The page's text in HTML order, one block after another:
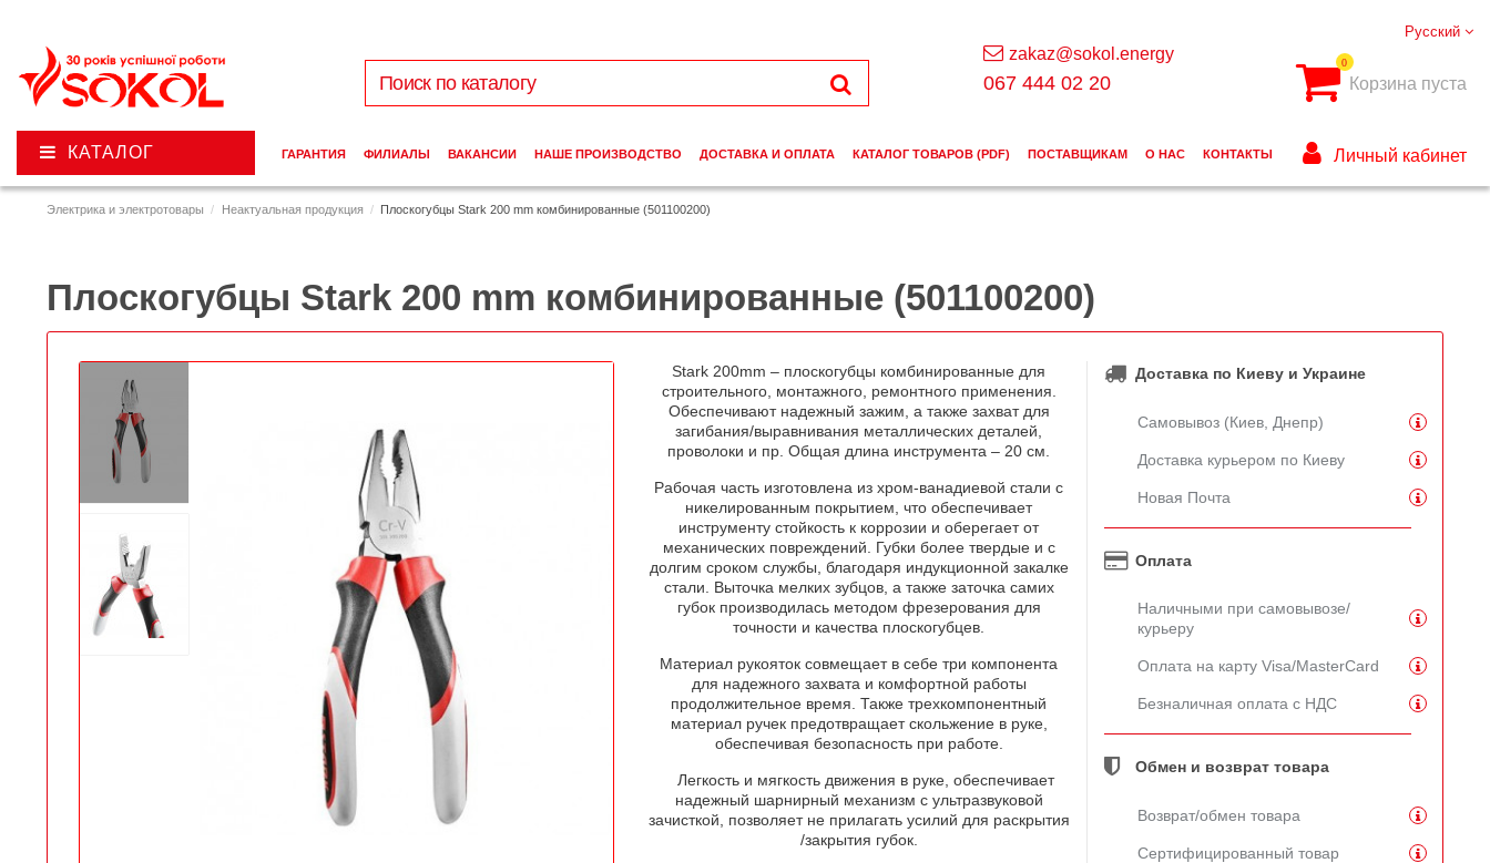
Электрика и электротовары Неактуальная продукция Плоскогубцы Stark 200 mm комбинированные (501100200)
Плоскогубцы Stark 200 mm комбинированные (501100200)
Stark 200mm – плоскогубцы комбинированные для
строительного, монтажного, ремонтного применения.
Обеспечивают надежный зажим, а также захват для
загибания/выравнивания металлических деталей,
проволоки и пр. Общая длина инструмента – 20 см.
Рабочая часть изготовлена из хром-ванадиевой стали с
никелированным покрытием, что обеспечивает
инструменту стойкость к коррозии и оберегает от
механических повреждений. Губки более твердые и с
долгим сроком службы, благодаря индукционной закалке
стали. Выточка мелких зубцов, а также заточка самих
губок производилась методом фрезерования для
точности и качества плоскогубцев.
Материал рукояток совмещает в себе три компонента
для надежного захвата и комфортной работы
продолжительное время. Также трехкомпонентный
материал ручек предотвращает скольжение в руке,
обеспечивая безопасность при работе.
Легкость и мягкость движения в руке, обеспечивает
надежный шарнирный механизм с ультразвуковой
зачисткой, позволяет не прилагать усилий для раскрытия
/закрытия губок.
Доставка по Киеву и Украине
Самовывоз (Киев, Днепр)
Доставка курьером по Киеву
Новая Почта
Оплата
Наличными при самовывозе/
курьеру
Оплата на карту Visa/MasterCard
Безналичная оплата с НДС
Обмен и возврат товара
Возврат/обмен товара
Сертифицированный товар
Русский
zakaz@sokol.energy
067 444 02 20
0
Корзина пуста
КАТАЛОГ ГАРАНТИЯ ФИЛИАЛЫ ВАКАНСИИ НАШЕ ПРОИЗВОДСТВО ДОСТАВКА И ОПЛАТА КАТАЛОГ ТОВАРОВ (PDF) ПОСТАВЩИКАМ О НАС КОНТАКТЫ Личный кабинет